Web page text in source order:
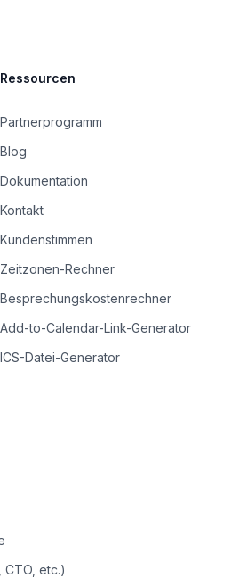
Ressourcen
Partnerprogramm
Blog
Dokumentation
Kontakt
Kundenstimmen
Zeitzonen-Rechner
Besprechungskostenrechner
Add-to-Calendar-Link-Generator
ICS-Datei-Generator
CTO, etc.)